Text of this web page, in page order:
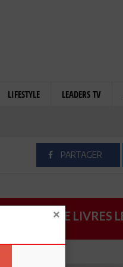
LIFESTYLE LEADERS TV
PARTAGER
CATALOGUE LIVRES